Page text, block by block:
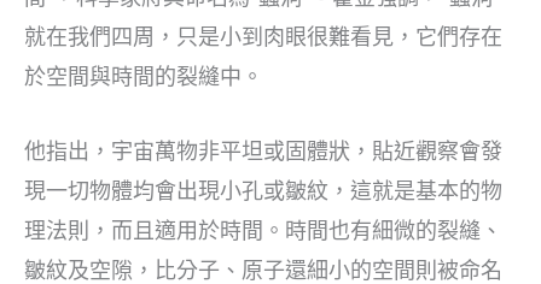
就在我們四周，只是小到肉眼很難看見，它們存在
於空間與時間的裂縫中。
他指出，宇宙萬物非平坦或固體狀，貼近觀察會發
現一切物體均會出現小孔或皺紋，這就是基本的物
理法則，而且適用於時間。時間也有細微的裂縫、
皺紋及空隙，比分子、原子還細小的空間則被命名